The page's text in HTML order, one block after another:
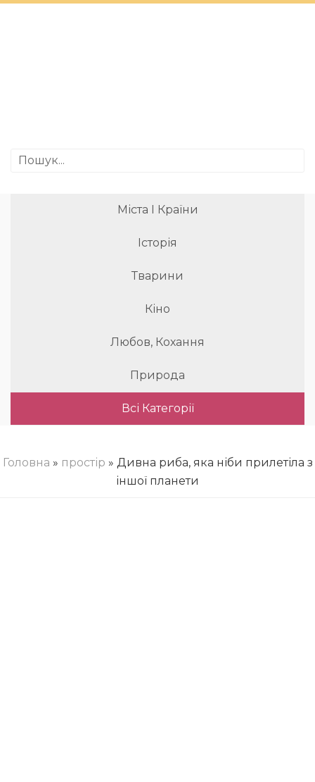
Міста І Країни
Історія
Тварини
Кіно
Любов, Кохання
Природа
Всі Категорії
Головна » простір » Дивна риба, яка ніби прилетіла з
іншої планети